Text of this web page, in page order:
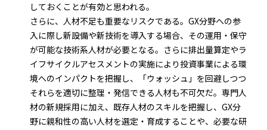
しておくことが有効と思われる。
さらに、人材不足も重要なリスクである。GX分野への参
入に際し新設備や新技術を導入する場合、その運用・保守
が可能な技術系人材が必要となる。さらに排出量算定やラ
イフサイクルアセスメントの実施により投資事業による環
境へのインパクトを把握し、「ウォッシュ」を回避しつつ
それらを適切に整理・発信できる人材も不可欠だ。専門人
材の新規採用に加え、既存人材のスキルを把握し、GX分
野に親和性の高い人材を選定・育成することや、必要な研